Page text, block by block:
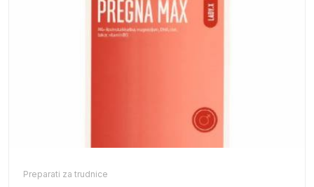
Preparati za trudnice